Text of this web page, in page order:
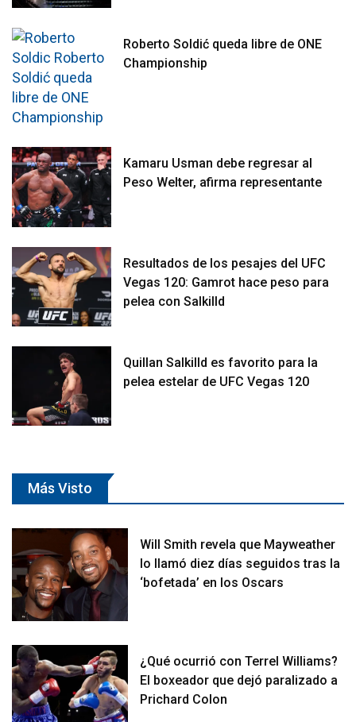
Roberto Soldić queda libre de ONE
Championship
Kamaru Usman debe regresar al
Peso Welter, afirma representante
Resultados de los pesajes del UFC
Vegas 120: Gamrot hace peso para
pelea con Salkilld
Quillan Salkilld es favorito para la
pelea estelar de UFC Vegas 120
Más Visto
Will Smith revela que Mayweather
lo llamó diez días seguidos tras la
‘bofetada’ en los Oscars
¿Qué ocurrió con Terrel Williams?
El boxeador que dejó paralizado a
Prichard Colon